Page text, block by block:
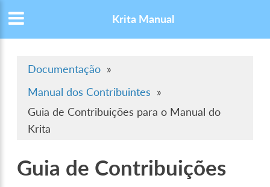
Krita Manual
Documentação »
Manual dos Contribuintes »
Guia de Contribuições para o Manual do
Krita
Guia de Contribuições